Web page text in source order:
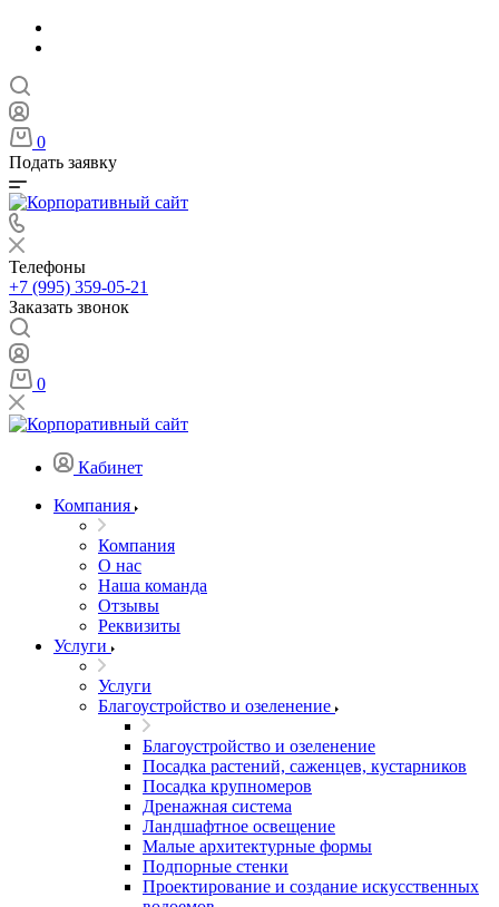
0
Подать заявку
Телефоны
+7 (995) 359-05-21
Заказать звонок
0
Кабинет
Компания
Компания
О нас
Наша команда
Отзывы
Реквизиты
Услуги
Услуги
Благоустройство и озеленение
Благоустройство и озеленение
Посадка растений, саженцев, кустарников
Посадка крупномеров
Дренажная система
Ландшафтное освещение
Малые архитектурные формы
Подпорные стенки
Проектирование и создание искусственных